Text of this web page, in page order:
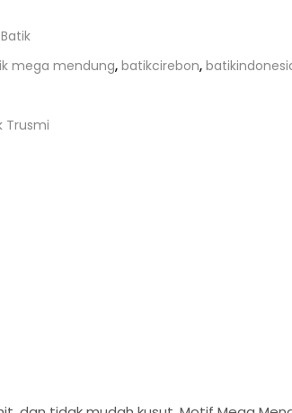
mega mendung, batikcirebon,
Trusmi